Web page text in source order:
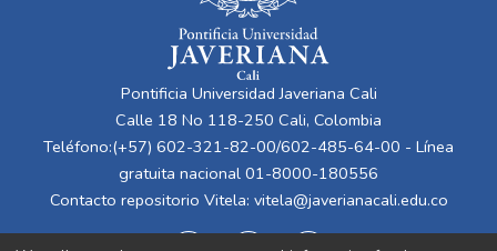
Pontificia Universidad Javeriana Cali
Calle 18 No 118-250 Cali, Colombia
Teléfono:(+57) 602-321-82-00/602-485-64-00 - Línea
gratuita nacional 01-8000-180556
Contacto repositorio Vitela: vitela@javerianacali.edu.co